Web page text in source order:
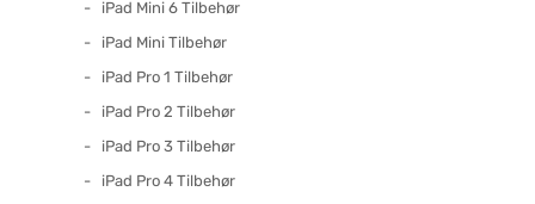
iPad Mini 6 Tilbehør
iPad Mini Tilbehør
iPad Pro 1 Tilbehør
iPad Pro 2 Tilbehør
iPad Pro 3 Tilbehør
iPad Pro 4 Tilbehør